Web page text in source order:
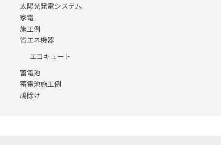
太陽光発電システム
家電
施工例
省エネ機器
エコキュート
蓄電池
蓄電池施工例
鳩除け